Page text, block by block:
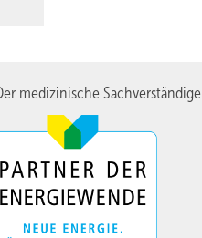
medizinische Sachverständige